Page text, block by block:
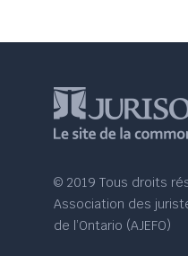
© 2019 Tous droits
Association des
de l’Ontario (AJEFO)